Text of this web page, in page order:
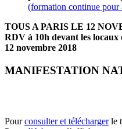
(formation continue pour
TOUS A PARIS LE 12
RDV à 10h devant les locaux
12 novembre 2018
MANIFESTATION
Pourconsulter et téléchargerle